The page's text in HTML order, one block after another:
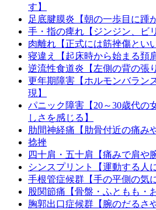
す】
足底腱膜炎【朝の一歩目に踵
手・指の痺れ【ジンジン、ビ
肉離れ【正式には筋挫傷とい
寝違え【起床時から始まる頚
逆流性食道炎【左側の背の張
更年期障害【ホルモンバラン
現】
パニック障害【20～30歳代の
しさを感じる】
肋間神経痛【肋骨付近の痛み
捻挫
四十肩・五十肩【痛みで肩や
シンスプリント【運動する人
手根管症候群【手の平側の気
股関節痛【骨盤・ふともも・
胸郭出口症候群【腕のだるさ